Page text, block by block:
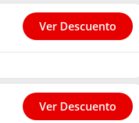
Ver Descuento
Ver Descuento